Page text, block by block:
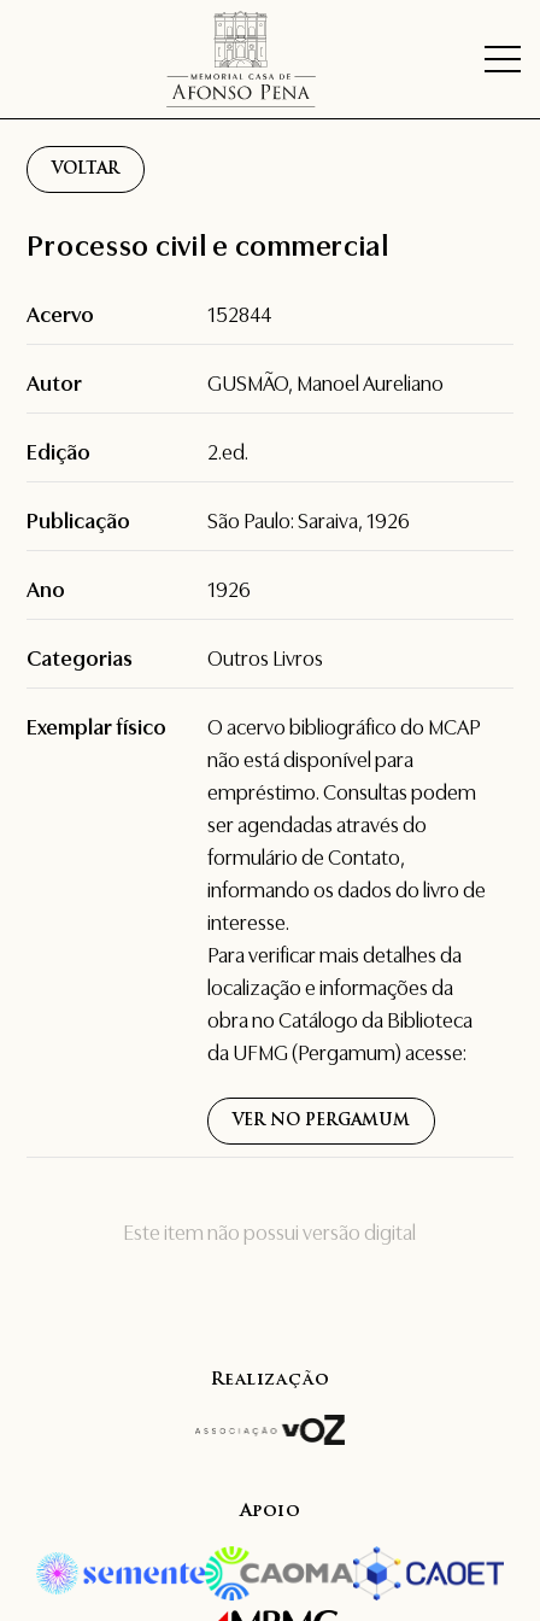
VOLTAR
Este item não possui versão digital
Processo civil e commercial
Acervo 152844
Autor GUSMÃO, Manoel Aureliano
Edição 2.ed.
Publicação São Paulo: Saraiva, 1926
Ano 1926
Categorias Outros Livros
Exemplar físico
O acervo bibliográfico do MCAP
não está disponível para
empréstimo. Consultas podem
ser agendadas através do
formulário deContato,
informando os dados do livro de
interesse.
Para verificar mais detalhes da
localização e informações da
obra no Catálogo da Biblioteca
da UFMG (Pergamum) acesse:
VER NO PERGAMUM
Realização
Apoio